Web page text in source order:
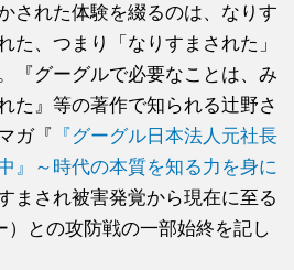
された体験を綴るのは、なりす
た、つまり「なりすまされた」
『グーグルで必要なことは、み
た』等の著作で知られる辻野さ
ガ『
『グーグル日本法人元社長
』～時代の本質を知る力を身に
まされ被害発覚から現在に至る
）との攻防戦の一部始終を記し